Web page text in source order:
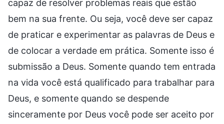
capaz de resolver problemas reais que estão
bem na sua frente. Ou seja, você deve ser capaz
de praticar e experimentar as palavras de Deus e
de colocar a verdade em prática. Somente isso é
submissão a Deus. Somente quando tem entrada
na vida você está qualificado para trabalhar para
Deus, e somente quando se despende
sinceramente por Deus você pode ser aceito por